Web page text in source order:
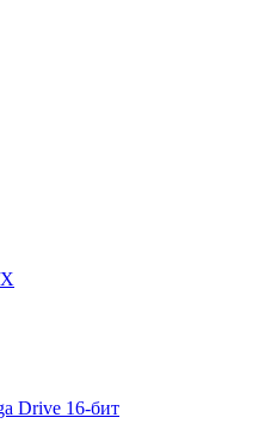
Drive 16-бит